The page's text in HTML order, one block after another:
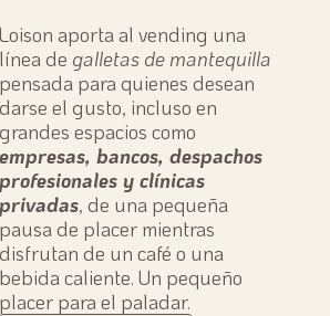
Loison aporta al vending una
línea de galletas de mantequilla
pensada para quienes desean
darse el gusto, incluso en
grandes espacios como
empresas, bancos, despachos
profesionales y clínicas
privadas, de una pequeña
pausa de placer mientras
disfrutan de un café o una
bebida caliente. Un pequeño
placer para el paladar.